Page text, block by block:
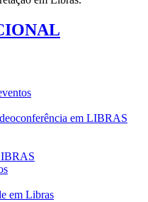
em LIBRAS
em Libras